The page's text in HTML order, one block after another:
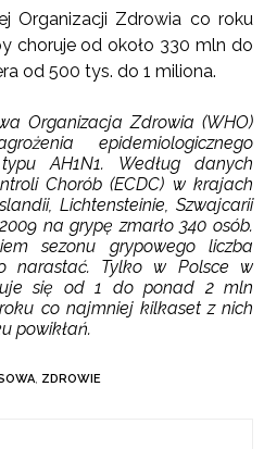
Organizacji Zdrowia co roku
choruje od około 330 mln do
od 500 tys. do 1 miliona.
Organizacja Zdrowia (WHO)
epidemiologicznego
AH1N1. Według danych
Chorób (ECDC) w krajach
Lichtensteinie, Szwajcarii
na grypę zmarło 340 osób.
sezonu grypowego liczba
narastać. Tylko w Polsce w
się od 1 do ponad 2 mln
co najmniej kilkaset z nich
powikłań.
, ZDROWIE